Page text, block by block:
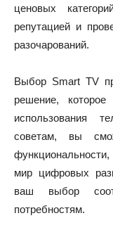
ценовых
репутацией и
разочарований.
Выбор Smart TV
решение,
использования
советам, вы
мир цифровых
ваш выбор
потребностям.